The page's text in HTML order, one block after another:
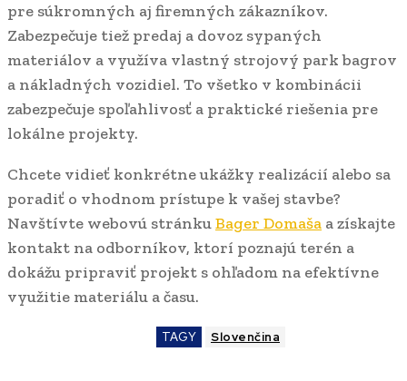
pre súkromných aj firemných zákazníkov.
Zabezpečuje tiež predaj a dovoz sypaných
materiálov a využíva vlastný strojový park bagrov
a nákladných vozidiel. To všetko v kombinácii
zabezpečuje spoľahlivosť a praktické riešenia pre
lokálne projekty.
Chcete vidieť konkrétne ukážky realizácií alebo sa
poradiť o vhodnom prístupe k vašej stavbe?
Navštívte webovú stránkuBager Domaša a získajte
kontakt na odborníkov, ktorí poznajú terén a
dokážu pripraviť projekt s ohľadom na efektívne
využitie materiálu a času.
TAGY Slovenčina